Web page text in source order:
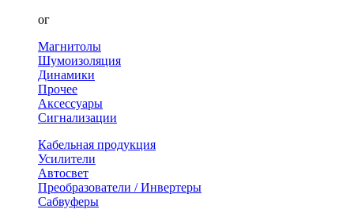
Каталог
Магнитолы
Шумоизоляция
Динамики
Прочее
Аксессуары
Сигнализации
Кабельная продукция
Усилители
Автосвет
Преобразователи / Инвертеры
Сабвуферы